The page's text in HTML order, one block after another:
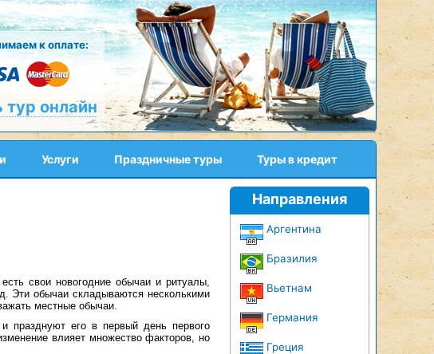
к оплате:
тур онлайн
Услуги Праздничные туры Туры в кредит
свои новогодние обычаи и ритуалы,
Эти обычаи складываются несколькими
местные обычаи.
празднуют его в первый день первого
влияет множество факторов, но
Направления
Аргентина
Бразилия
Вьетнам
Германия
Греция